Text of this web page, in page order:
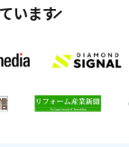
います